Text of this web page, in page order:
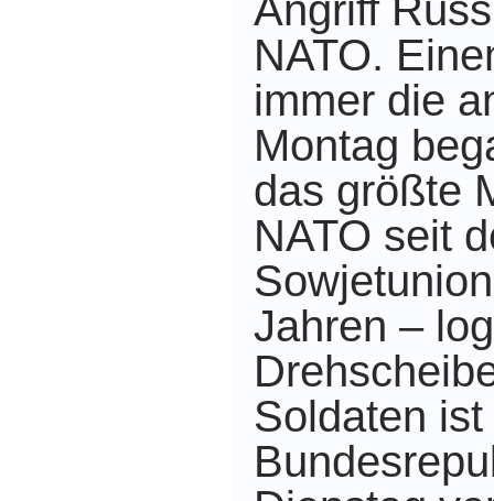
Angriff
NATO.
immer die
Montag
das größte
NATO seit
Jahren –
Soldaten ist